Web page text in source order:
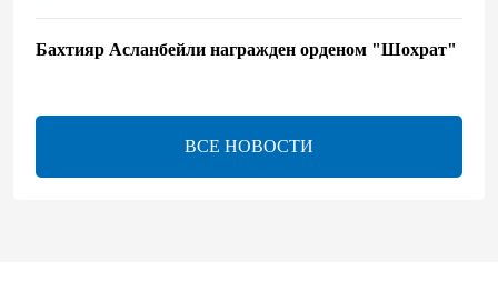
Бахтияр Асланбейли награжден орденом "Шохрат"
13:26 6 августа 2026
bp о ходе строительства солнечной электростанции
ВСЕ НОВОСТИ